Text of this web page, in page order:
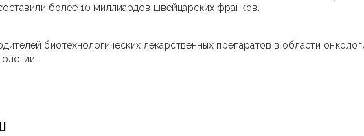
более 10 миллиардов швейцарских франков.
биотехнологических лекарственных препаратов в области